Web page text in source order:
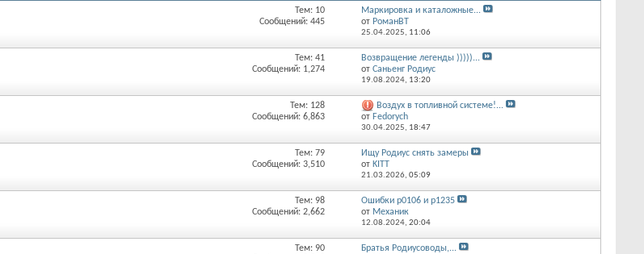
Тем: 10
Сообщений: 445
Маркировка и каталожные...
от РоманВТ
25.04.2025, 11:06
Тем: 41
Сообщений: 1,274
Возвращение легенды )))))...
от Саньенг Родиус
19.08.2024, 13:20
Тем: 128
Сообщений: 6,863
Воздух в топливной системе!...
от Fedorych
30.04.2025, 18:47
Тем: 79
Сообщений: 3,510
Ищу Родиус снять замеры
от KITT
21.03.2026, 05:09
Тем: 98
Сообщений: 2,662
Ошибки p0106 и p1235
от Механик
12.08.2024, 20:04
Тем: 90
Братья Родиусоводы,...